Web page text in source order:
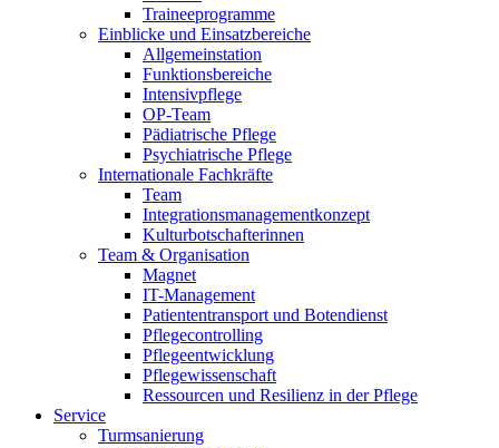
Traineeprogramme
Einblicke und Einsatzbereiche
Allgemeinstation
Funktionsbereiche
Intensivpflege
OP-Team
Pädiatrische Pflege
Psychiatrische Pflege
Internationale Fachkräfte
Team
Integrationsmanagementkonzept
Kulturbotschafterinnen
Team & Organisation
Magnet
IT-Management
Patiententransport und Botendienst
Pflegecontrolling
Pflegeentwicklung
Pflegewissenschaft
Ressourcen und Resilienz in der Pflege
Service
Turmsanierung